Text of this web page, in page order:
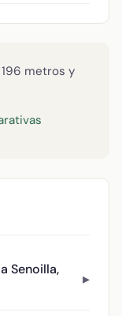
metros y
Senoilla,